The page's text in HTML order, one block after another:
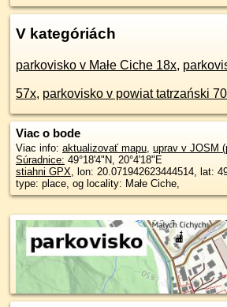
V kategóriách
parkovisko v Małe Ciche 18x,
57x, parkovisko v powiat tatrzański
Viac o bode
Viac info: aktualizovať mapu, uprav v JOSM
Súradnice: 49°18'4"N, 20°4'18"E
stiahni GPX, lon: 20.071942623444514, lat:
type: place, og locality: Małe Ciche,